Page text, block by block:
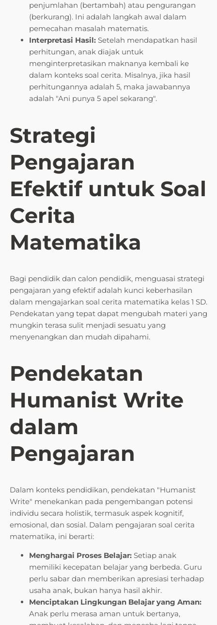
penjumlahan (bertambah) atau pengurangan
(berkurang). Ini adalah langkah awal dalam
pemecahan masalah matematis.
Interpretasi Hasil: Setelah mendapatkan hasil
perhitungan, anak diajak untuk
menginterpretasikan maknanya kembali ke
dalam konteks soal cerita. Misalnya, jika hasil
perhitungannya adalah 5, maka jawabannya
adalah "Ani punya 5 apel sekarang".
Strategi
Pengajaran
Efektif untuk Soal
Cerita
Matematika
Bagi pendidik dan calon pendidik, menguasai strategi
pengajaran yang efektif adalah kunci keberhasilan
dalam mengajarkan soal cerita matematika kelas 1 SD.
Pendekatan yang tepat dapat mengubah materi yang
mungkin terasa sulit menjadi sesuatu yang
menyenangkan dan mudah dipahami.
Pendekatan
Humanist Write
dalam
Pengajaran
Dalam konteks pendidikan, pendekatan "Humanist
Write" menekankan pada pengembangan potensi
individu secara holistik, termasuk aspek kognitif,
emosional, dan sosial. Dalam pengajaran soal cerita
matematika, ini berarti:
Menghargai Proses Belajar: Setiap anak
memiliki kecepatan belajar yang berbeda. Guru
perlu sabar dan memberikan apresiasi terhadap
usaha anak, bukan hanya hasil akhir.
Menciptakan Lingkungan Belajar yang Aman:
Anak perlu merasa aman untuk bertanya,